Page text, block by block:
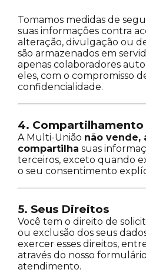
Tomamos medidas de
suas informações contra
alteração, divulgação ou
são armazenados em
apenas colaboradores
eles, com o compromisso
confidencialidade.
4.
A Multi-União não vende,
compartilha suas
terceiros, exceto quando
o seu consentimento
5. Seus Direitos
Você tem o direito de
ou exclusão dos seus
exercer esses direitos,
através do nosso
atendimento.